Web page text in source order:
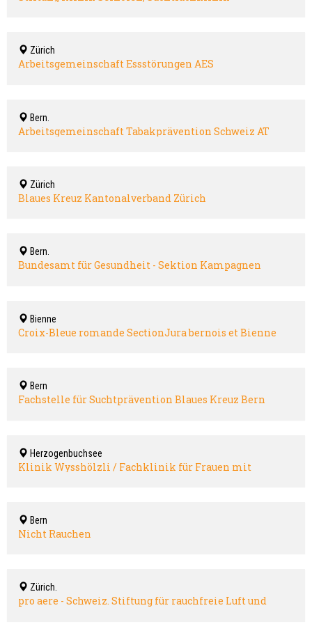
Zürich
Arbeitsgemeinschaft Essstörungen AES
Bern.
Arbeitsgemeinschaft Tabakprävention Schweiz AT
Zürich
Blaues Kreuz Kantonalverband Zürich
Bern.
Bundesamt für Gesundheit - Sektion Kampagnen
Bienne
Croix-Bleue romande SectionJura bernois et Bienne
Bern
Fachstelle für Suchtprävention Blaues Kreuz Bern
Herzogenbuchsee
Klinik Wysshölzli / Fachklinik für Frauen mit
Bern
Nicht Rauchen
Zürich.
pro aere - Schweiz. Stiftung für rauchfreie Luft und